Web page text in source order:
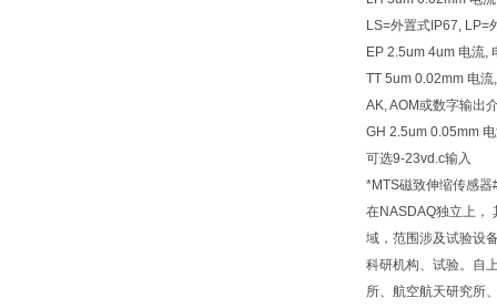
LS=外置式IP67, LP=
EP 2.5um 4um 电流,
TT 5um 0.02mm 电
AK, AOM或数字输出
GH 2.5um 0.05mm
可选9-23vd.c输入
*MTS磁致伸缩传感器
在NASDAQ独立上，
域，范围涉及试验设
科研机构、试验。自
所、航空航天研究所